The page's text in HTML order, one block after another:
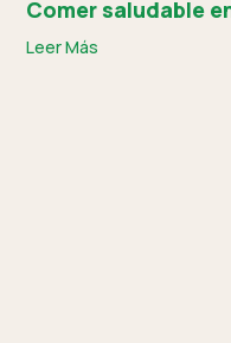
Comer saludable
Leer Más